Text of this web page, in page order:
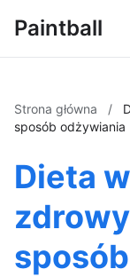
Paintball
Strona główna /
sposób odżywiania
Dieta